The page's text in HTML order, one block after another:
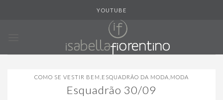
YOUTUBE
COMO SE VESTIR BEM ESQUADRÃO DA MODA MODA
Esquadrão 30/09